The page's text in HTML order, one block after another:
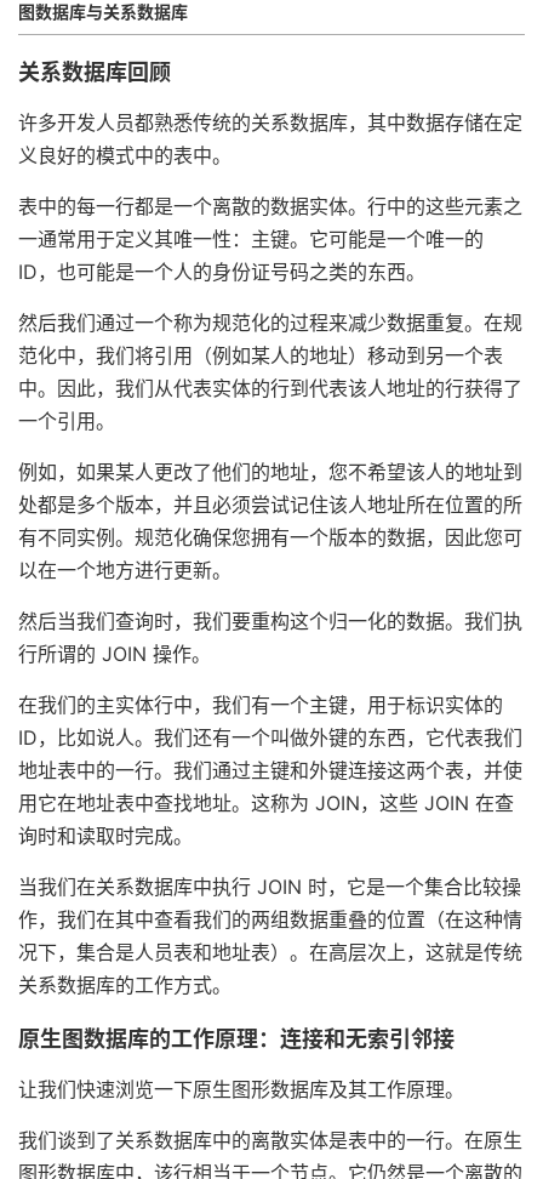
图数据库与关系数据库
关系数据库回顾
许多开发人员都熟悉传统的关系数据库，其中数据存储在定
义良好的模式中的表中。
表中的每一行都是一个离散的数据实体。行中的这些元素之
一通常用于定义其唯一性：主键。它可能是一个唯一的
ID，也可能是一个人的身份证号码之类的东西。
然后我们通过一个称为规范化的过程来减少数据重复。在规
范化中，我们将引用（例如某人的地址）移动到另一个表
中。因此，我们从代表实体的行到代表该人地址的行获得了
一个引用。
例如，如果某人更改了他们的地址，您不希望该人的地址到
处都是多个版本，并且必须尝试记住该人地址所在位置的所
有不同实例。规范化确保您拥有一个版本的数据，因此您可
以在一个地方进行更新。
然后当我们查询时，我们要重构这个归一化的数据。我们执
行所谓的 JOIN 操作。
在我们的主实体行中，我们有一个主键，用于标识实体的
ID，比如说人。我们还有一个叫做外键的东西，它代表我们
地址表中的一行。我们通过主键和外键连接这两个表，并使
用它在地址表中查找地址。这称为 JOIN，这些 JOIN 在查
询时和读取时完成。
当我们在关系数据库中执行 JOIN 时，它是一个集合比较操
作，我们在其中查看我们的两组数据重叠的位置（在这种情
况下，集合是人员表和地址表）。在高层次上，这就是传统
关系数据库的工作方式。
原生图数据库的工作原理：连接和无索引邻接
让我们快速浏览一下原生图形数据库及其工作原理。
我们谈到了关系数据库中的离散实体是表中的一行。在原生
图形数据库中，该行相当于一个节点。它仍然是一个离散的